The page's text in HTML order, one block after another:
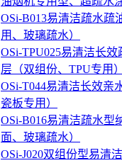
OSi-B013易清洁疏水疏
用、玻璃疏水）
OSi-TPU025易清洁长
层（双组份、TPU专用）
OSi-T044易清洁长效亲
瓷板专用）
OSi-B016易清洁疏水型
面、玻璃疏水）
OSi-J020双组份型易清